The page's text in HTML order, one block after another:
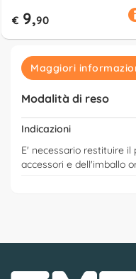
€ 9,90
Maggiori
Modalità di reso
Indicazioni
E' necessario restituire
accessori e dell'imballo